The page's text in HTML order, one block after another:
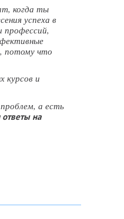
когда ты
успеха в
профессий,
потому что
курсов и
а есть
ответы на